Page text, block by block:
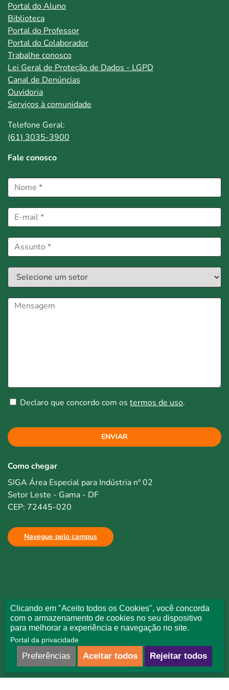
Portal do Aluno
Biblioteca
Portal do Professor
Portal do Colaborador
Trabalhe conosco
Lei Geral de Proteção de Dados - LGPD
Canal de Denúncias
Ouvidoria
Serviços à comunidade
Telefone Geral:
(61) 3035-3900
Fale conosco
Declaro que concordo com os termos de uso.
ENVIAR
Como chegar
SIGA Área Especial para Indústria nº 02
Setor Leste - Gama - DF
CEP: 72445-020
Navegue pelo campus
Clicando em "Aceito todos os Cookies", você concorda
com o armazenamento de cookies no seu dispositivo
para melhorar a experiência e navegação no site.
Portal da privacidade
Preferências Aceitar todos Rejeitar todos